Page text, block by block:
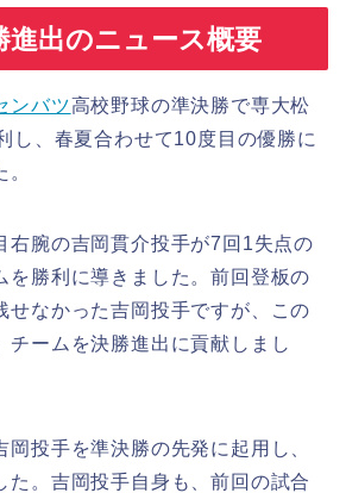
進出のニュース概要
ンバツ高校野球の準決勝で専大松
し、春夏合わせて10度目の優勝に
右腕の吉岡貫介投手が7回1失点の
を勝利に導きました。前回登板の
せなかった吉岡投手ですが、この
チームを決勝進出に貢献しまし
投手を準決勝の先発に起用し、
た。吉岡投手自身も、前回の試合